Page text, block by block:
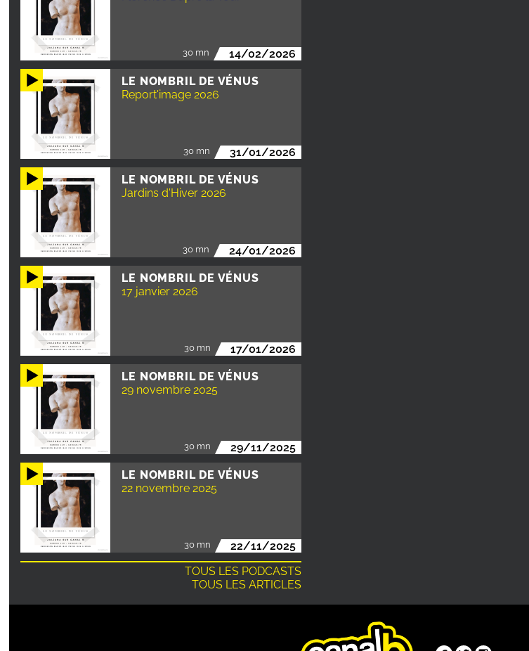
30 mn 14/02/2026
LE NOMBRIL DE VÉNUS
Report'image 2026
30 mn 31/01/2026
LE NOMBRIL DE VÉNUS
Jardins d'Hiver 2026
30 mn 24/01/2026
LE NOMBRIL DE VÉNUS
17 janvier 2026
30 mn 17/01/2026
LE NOMBRIL DE VÉNUS
29 novembre 2025
30 mn 29/11/2025
LE NOMBRIL DE VÉNUS
22 novembre 2025
30 mn
22/11/2025
TOUS LES PODCASTS
TOUS LES ARTICLES